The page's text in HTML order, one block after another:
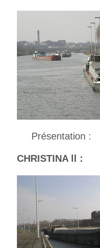
Présentation :
CHRISTINA ll :